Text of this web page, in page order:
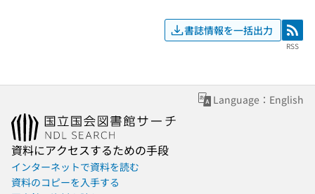
書誌情報を一括出力 RSS
RSS
Language：English
資料にアクセスするための手段
インターネットで資料を読む
資料のコピーを入手する